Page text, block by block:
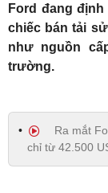
Ford đang
chiếc bán tải
như nguồn
trường.
Ra mắt
chỉ từ 42.500